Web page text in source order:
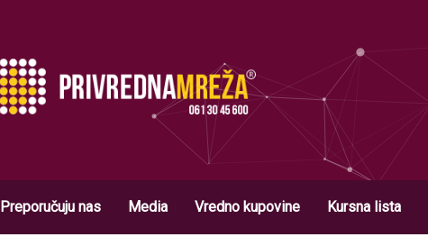
Preporučuju nas Media Vredno kupovine Kursna lista